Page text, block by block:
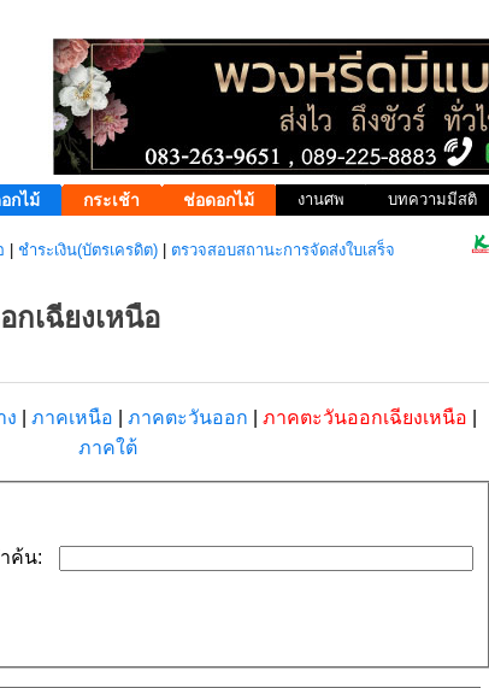
กไม้ กระเช้า ช่อดอกไม้ งานศพ บทความมีสติ
ชำระเงิน(บัตรเครดิต) ตรวจสอบสถานะการจัดส่งใบเสร็จ
เฉียงเหนือ
ง ภาคเหนือ ภาคตะวันออก ภาคตะวันออกเฉียงเหนือ
ภาคใต้
ค้น: